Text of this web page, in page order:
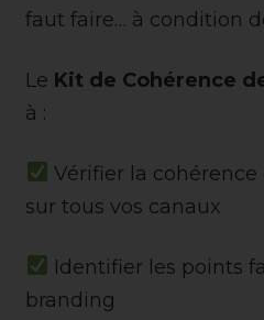
faut faire… à condition
Le Kit de Cohérence
à :
Vérifier la cohérence
sur tous vos canaux
Identifier les points
branding